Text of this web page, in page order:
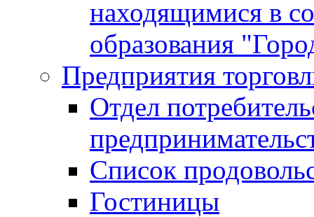
находящимися в
образования
Предприятия
Отдел
Список
Гостиницы